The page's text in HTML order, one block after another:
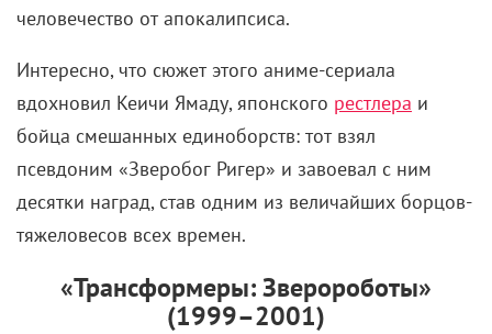
человечество от апокалипсиса.
Интересно, что сюжет этого аниме-сериала
вдохновил Кеичи Ямаду, японского рестлера и
бойца ​​​​смешанных единоборств: тот взял
псевдоним «Зверобог Ригер» и завоевал с ним
десятки наград, став одним из величайших борцов-
тяжеловесов всех времен.
«Трансформеры: Зверороботы»
(1999–2001)